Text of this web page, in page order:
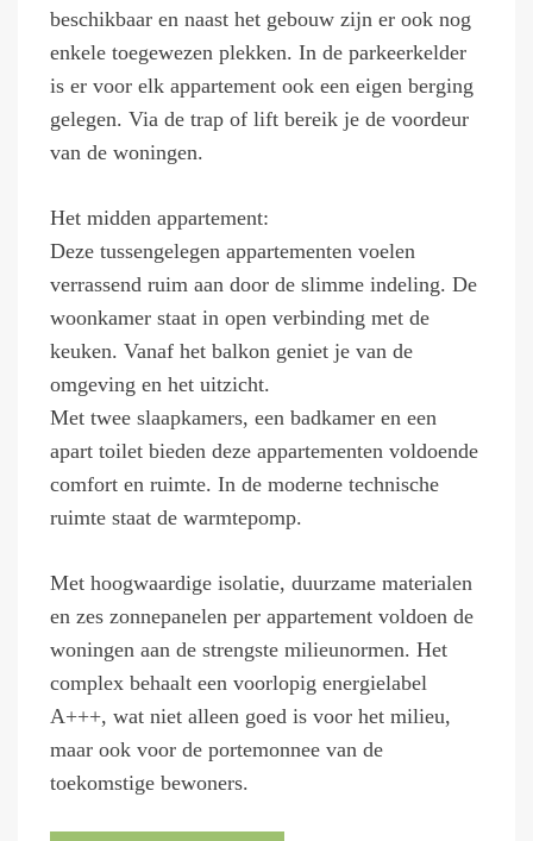
beschikbaar en naast het gebouw zijn er ook nog
enkele toegewezen plekken. In de parkeerkelder
is er voor elk appartement ook een eigen berging
gelegen. Via de trap of lift bereik je de voordeur
van de woningen.
Het midden appartement:
Deze tussengelegen appartementen voelen
verrassend ruim aan door de slimme indeling. De
woonkamer staat in open verbinding met de
keuken. Vanaf het balkon geniet je van de
omgeving en het uitzicht.
Met twee slaapkamers, een badkamer en een
apart toilet bieden deze appartementen voldoende
comfort en ruimte. In de moderne technische
ruimte staat de warmtepomp.
Met hoogwaardige isolatie, duurzame materialen
en zes zonnepanelen per appartement voldoen de
woningen aan de strengste milieunormen. Het
complex behaalt een voorlopig energielabel
A+++, wat niet alleen goed is voor het milieu,
maar ook voor de portemonnee van de
toekomstige bewoners.